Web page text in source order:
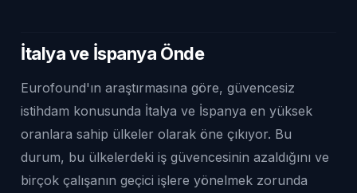
İtalya ve İspanya Önde
Eurofound'ın araştırmasına göre, güvencesiz
istihdam konusunda İtalya ve İspanya en yüksek
oranlara sahip ülkeler olarak öne çıkıyor. Bu
durum, bu ülkelerdeki iş güvencesinin azaldığını ve
birçok çalışanın geçici işlere yönelmek zorunda